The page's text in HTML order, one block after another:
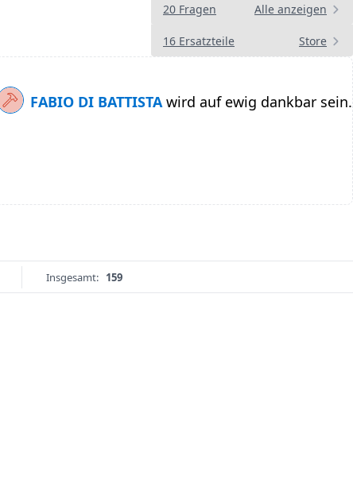
20 Fragen Alle anzeigen
16 Ersatzteile Store
FABIO DI BATTISTAwird auf ewig dankbar sein.
Insgesamt: 159